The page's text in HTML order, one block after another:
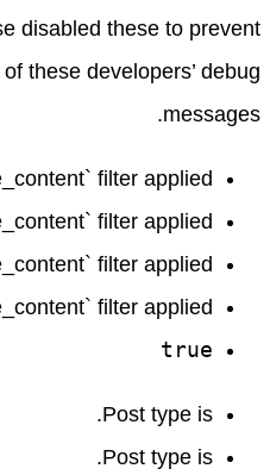
disabled these to prevent
these developers’ debug
messages.
filter applied.
filter applied.
filter applied.
filter applied.
true
Post type is.
Post type is.